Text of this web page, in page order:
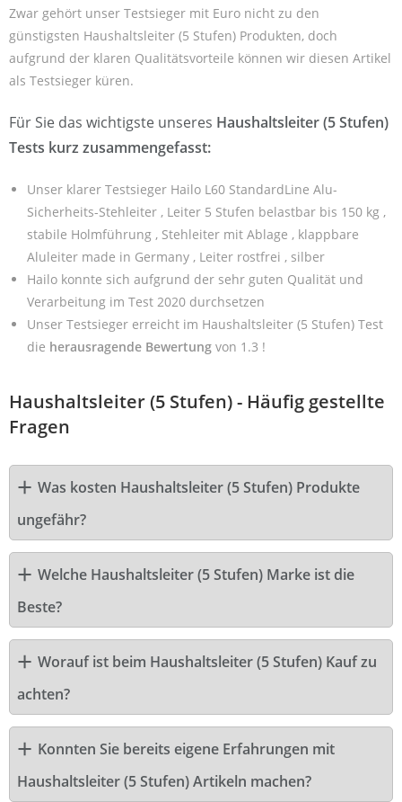
Zwar gehört unser Testsieger mit Euro nicht zu den
günstigsten Haushaltsleiter (5 Stufen) Produkten, doch
aufgrund der klaren Qualitätsvorteile können wir diesen Artikel
als Testsieger küren.
Für Sie das wichtigste unseres Haushaltsleiter (5 Stufen)
Tests kurz zusammengefasst:
Unser klarer Testsieger Hailo L60 StandardLine Alu-
Sicherheits-Stehleiter , Leiter 5 Stufen belastbar bis 150 kg ,
stabile Holmführung , Stehleiter mit Ablage , klappbare
Aluleiter made in Germany , Leiter rostfrei , silber
Hailo konnte sich aufgrund der sehr guten Qualität und
Verarbeitung im Test 2020 durchsetzen
Unser Testsieger erreicht im Haushaltsleiter (5 Stufen) Test
die herausragende Bewertung von 1.3 !
Haushaltsleiter (5 Stufen) - Häufig gestellte
Fragen
Was kosten Haushaltsleiter (5 Stufen) Produkte
ungefähr?
Welche Haushaltsleiter (5 Stufen) Marke ist die
Beste?
Worauf ist beim Haushaltsleiter (5 Stufen) Kauf zu
achten?
Konnten Sie bereits eigene Erfahrungen mit
Haushaltsleiter (5 Stufen) Artikeln machen?